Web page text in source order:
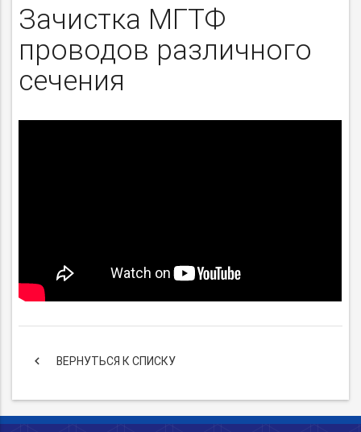
Зачистка МГТФ
проводов различного
сечения
keyboard_arrow_left ВЕРНУТЬСЯ К СПИСКУ